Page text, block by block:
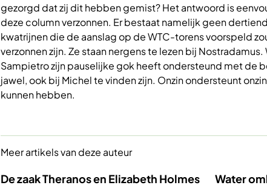
gezorgd dat zij dit hebben gemist? Het antwoord is
deze column verzonnen. Er bestaat namelijk geen
kwatrijnen die de aanslag op de WTC-torens voorspeld
verzonnen zijn. Ze staan nergens te lezen bij
Sampietro zijn pauselijke gok heeft ondersteund met de
jawel, ook bij Michel te vinden zijn. Onzin ondersteunt
kunnen hebben.
Meer artikels van deze auteur
De zaak Theranos en Elizabeth Holmes Water